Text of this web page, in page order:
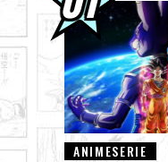
ANIMESERIE